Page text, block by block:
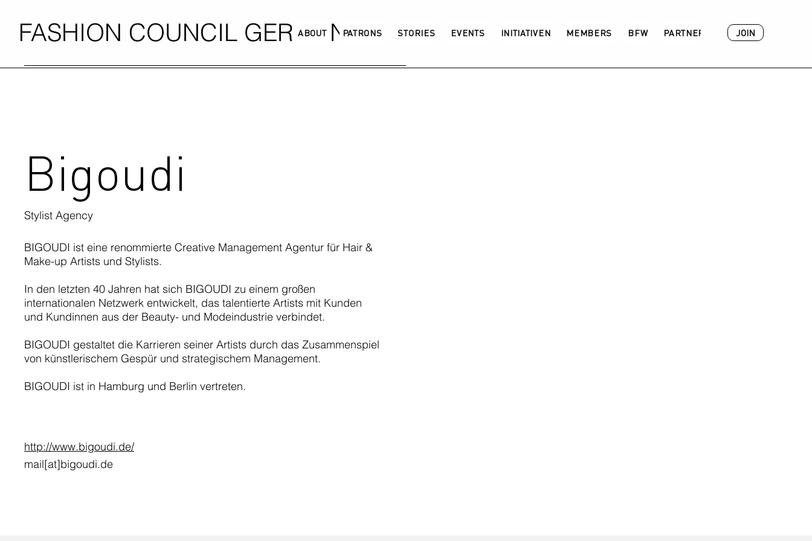
FASHION COUNCIL GERMANY
ABOUT PATRONS STORIES EVENTS INITIATIVEN MEMBERS BFW PARTNER ACADEMY
JOIN
Bigoudi
Stylist Agency
BIGOUDI ist eine renommierte Creative Management Agentur für Hair &
Make-up Artists und Stylists.
In den letzten 40 Jahren hat sich BIGOUDI zu einem großen
internationalen Netzwerk entwickelt, das talentierte Artists mit Kunden
und Kundinnen aus der Beauty- und Modeindustrie verbindet.
BIGOUDI gestaltet die Karrieren seiner Artists durch das Zusammenspiel
von künstlerischem Gespür und strategischem Management.
BIGOUDI ist in Hamburg und Berlin vertreten.
http://www.bigoudi.de/
mail[at]bigoudi.de